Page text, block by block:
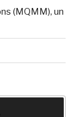
(MQMM), un